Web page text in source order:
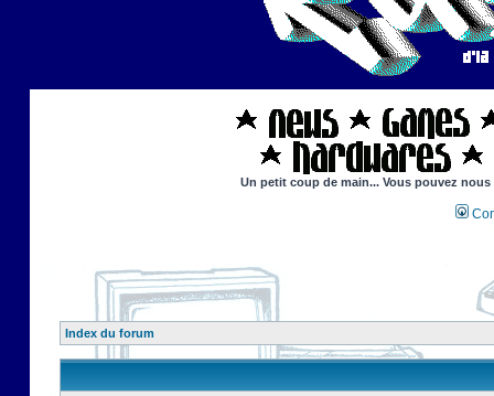
Un petit coup de main... Vous pouvez
Index du forum